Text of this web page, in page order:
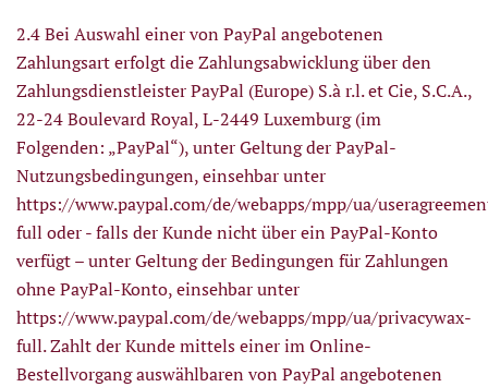
2.4 Bei Auswahl einer von PayPal angebotenen
Zahlungsart erfolgt die Zahlungsabwicklung über den
Zahlungsdienstleister PayPal (Europe) S.à r.l. et Cie, S.C.A.,
22-24 Boulevard Royal, L-2449 Luxemburg (im
Folgenden: „PayPal“), unter Geltung der PayPal-
Nutzungsbedingungen, einsehbar unter
https://www.paypal.com/de/webapps/mpp/ua/
full oder - falls der Kunde nicht über ein PayPal-Konto
verfügt – unter Geltung der Bedingungen für Zahlungen
ohne PayPal-Konto, einsehbar unter
https://www.paypal.com/de/webapps/mpp/ua/privacywax-
full.Zahlt der Kunde mittels einer im Online-
Bestellvorgang auswählbaren von PayPal angebotenen